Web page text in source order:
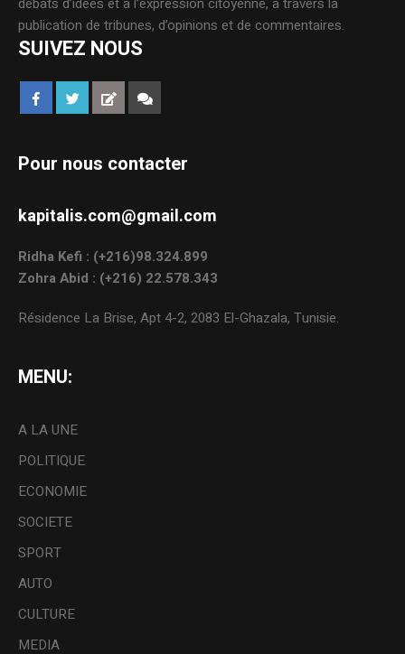
publication de tribunes, d’opinions et de commentaires.
SUIVEZ NOUS
Pour nous contacter
kapitalis.com@gmail.com
Ridha Kefi : (+216)98.324.899
Zohra Abid : (+216) 22.578.343
Résidence La Brise, Apt 4-2, 2083 El-Ghazala, Tunisie.
MENU:
A LA UNE
POLITIQUE
ECONOMIE
SOCIETE
SPORT
AUTO
CULTURE
MEDIA